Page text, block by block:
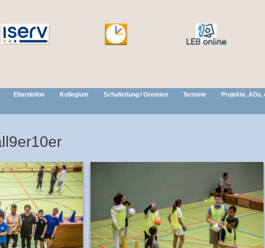
Elterninfos Kollegium Schulleitung / Gremien Termine Projekte,